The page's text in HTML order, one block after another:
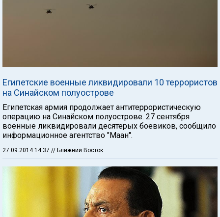
Египетские военные ликвидировали 10 террористов
на Синайском полуострове
Египетская армия продолжает антитеррористическую
операцию на Синайском полуострове. 27 сентября
военные ликвидировали десятерых боевиков, сообщило
информационное агентство "Маан".
27.09.2014 14:37 // Ближний Восток